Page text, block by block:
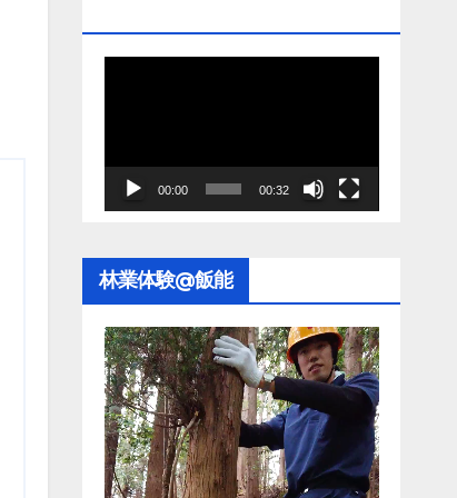
レ
ー
ー
00:00 00:32
林業体験@飯能
動
画
プ
レ
ー